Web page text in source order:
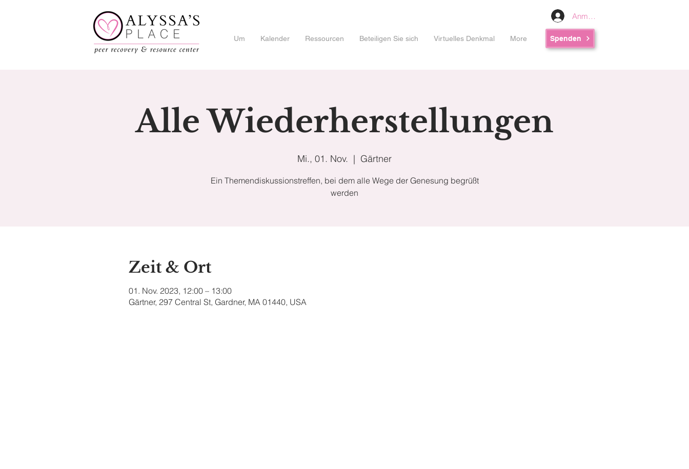
Anmelden
Um Kalender Ressourcen Beteiligen Sie sich Virtuelles Denkmal More Spenden
Alle Wiederherstellungen
Mi., 01. Nov.
  |
Gärtner
Ein Themendiskussionstreffen, bei dem alle Wege der Genesung begrüßt
werden
Zeit & Ort
01. Nov. 2023, 12:00 – 13:00
Gärtner, 297 Central St, Gardner, MA 01440, USA